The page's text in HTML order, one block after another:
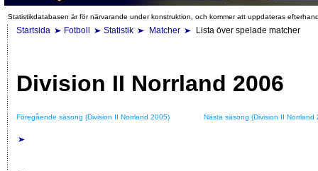
Statistikdatabasen är för närvarande under konstruktion, och kommer att uppdateras
Startsida Fotboll Statistik Matcher Lista över spelade matcher
Division II Norrland 2006
Föregående säsong (Division II Norrland 2005) Nästa säsong (Division II Norrland